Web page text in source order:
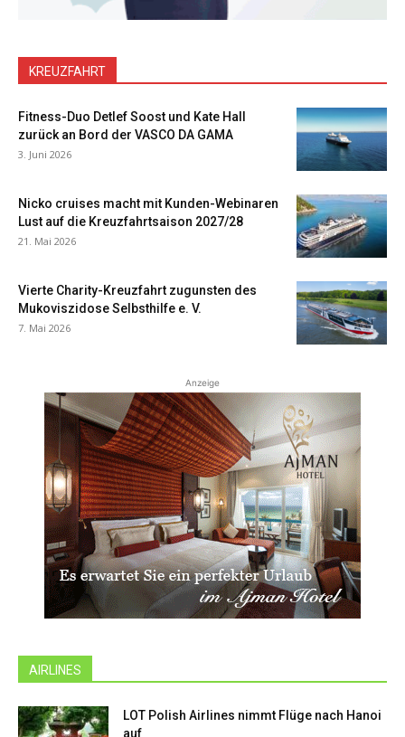
KREUZFAHRT
Fitness-Duo Detlef Soost und Kate Hall
zurück an Bord der VASCO DA GAMA
3. Juni 2026
Nicko cruises macht mit Kunden-Webinaren
Lust auf die Kreuzfahrtsaison 2027/28
21. Mai 2026
Vierte Charity-Kreuzfahrt zugunsten des
Mukoviszidose Selbsthilfe e. V.
7. Mai 2026
Anzeige
AIRLINES
LOT Polish Airlines nimmt Flüge nach Hanoi
auf